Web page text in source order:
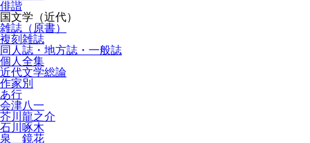
俳諧
国文学（近代）
雑誌（原書）
複刻雑誌
同人誌・地方誌・一般誌
個人全集
近代文学総論
作家別
あ行
会津八一
芥川龍之介
石川啄木
泉 鏡花